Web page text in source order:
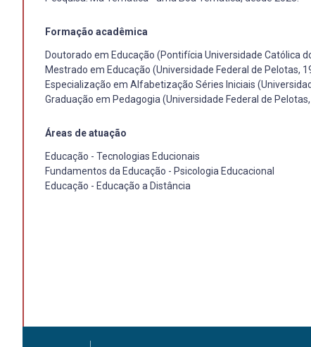
Formação acadêmica
Doutorado em Educação (Pontifícia Universidade Católica
Mestrado em Educação (Universidade Federal de Pelotas,
Especialização em Alfabetização Séries Iniciais
Graduação em Pedagogia (Universidade Federal de
Áreas de atuação
Educação - Tecnologias Educionais
Fundamentos da Educação - Psicologia Educacional
Educação - Educação a Distância